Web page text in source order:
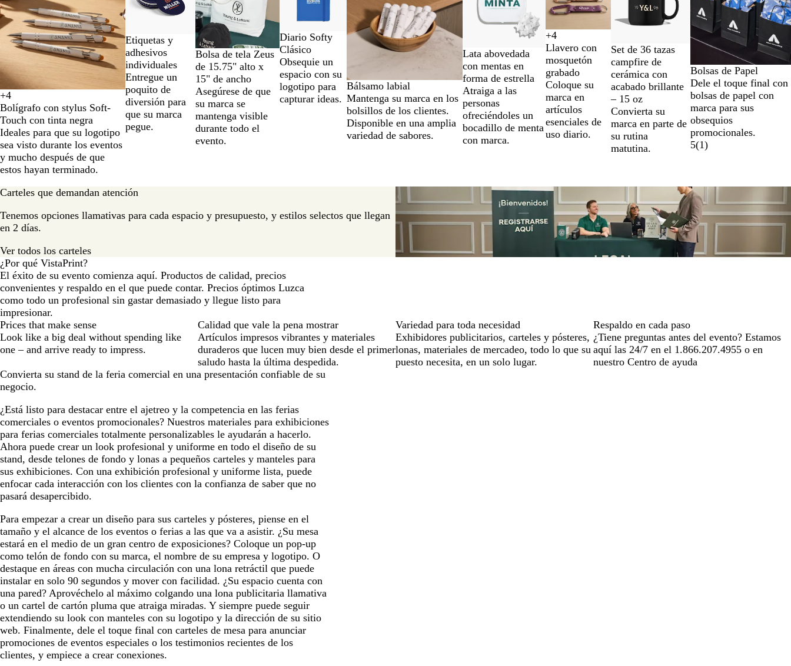
B
l
a
n
c
o
/
B
l
a
n
o
B
l
a
n
c
o
/
A
z
u
l
B
l
a
n
c
o
/
V
e
r
d
B
l
a
n
c
o
/
N
a
r
a
j
a
+4
Bolígrafo con stylus Soft-
Touch con tinta negra
Ideales para que su logotipo
sea visto durante los eventos
y mucho después de que
estos hayan terminado.
Etiquetas y
adhesivos
individuales
Entregue un
poquito de
diversión para
que su marca
pegue.
N
e
g
r
o
A
z
u
l
F
r
a
n
B
l
a
n
c
o
R
o
j
o
Bolsa de tela Zeus
de 15.75" alto x
15" de ancho
Asegúrese de que
su marca se
mantenga visible
durante todo el
evento.
N
e
g
r
o
R
o
j
o
G
r
i
s
A
z
u
l
Diario Softy
Clásico
Obsequie un
espacio con su
logotipo para
capturar ideas.
Bálsamo labial
Mantenga su marca en los
bolsillos de los clientes.
Disponible en una amplia
variedad de sabores.
B
l
a
n
c
o
N
e
g
r
o
P
l
a
t
e
a
d
o
Lata abovedada
con mentas en
forma de estrella
Atraiga a las
personas
ofreciéndoles un
bocadillo de menta
con marca.
N
e
g
r
o
A
z
u
l
R
o
j
o
V
e
r
d
e
+4
Llavero con
mosquetón
grabado
Coloque su
marca en
artículos
esenciales de
uso diario.
B
l
a
c
k
N
a
v
y
B
l
u
e
W
h
i
t
e
Set de 36 tazas
campfire de
cerámica con
acabado brillante
– 15 oz
Convierta su
marca en parte de
su rutina
matutina.
Bolsas de Papel
Dele el toque final con
bolsas de papel con
marca para sus
obsequios
promocionales.
5(1)
1
a
la
9
Carteles que demandan atención
Tenemos opciones llamativas para cada espacio y presupuesto, y estilos selectos que llegan
en 2 días.
Ver todos los carteles
¿Por qué VistaPrint?
El éxito de su evento comienza aquí. Productos de calidad, precios
convenientes y respaldo en el que puede contar. Precios óptimos Luzca
como todo un profesional sin gastar demasiado y llegue listo para
impresionar.
Prices that make sense
Look like a big deal without spending like
one – and arrive ready to impress.
Calidad que vale la pena mostrar
Artículos impresos vibrantes y materiales
duraderos que lucen muy bien desde el primer
saludo hasta la última despedida.
Variedad para toda necesidad
Exhibidores publicitarios, carteles y pósteres,
lonas, materiales de mercadeo, todo lo que su
puesto necesita, en un solo lugar.
Respaldo en cada paso
¿Tiene preguntas antes del evento? Estamos
aquí las 24/7 en el 1.866.207.4955 o en
nuestro Centro de ayuda
Convierta su stand de la feria comercial en una presentación confiable de su
negocio.
¿Está listo para destacar entre el ajetreo y la competencia en las ferias
comerciales o eventos promocionales? Nuestros materiales para exhibiciones
para ferias comerciales totalmente personalizables le ayudarán a hacerlo.
Ahora puede crear un look profesional y uniforme en todo el diseño de su
stand, desde telones de fondo y lonas a pequeños carteles y manteles para
sus exhibiciones. Con una exhibición profesional y uniforme lista, puede
enfocar cada interacción con los clientes con la confianza de saber que no
pasará desapercibido.
Para empezar a crear un diseño para sus carteles y pósteres, piense en el
tamaño y el alcance de los eventos o ferias a las que va a asistir. ¿Su mesa
estará en el medio de un gran centro de exposiciones? Coloque un pop-up
como telón de fondo con su marca, el nombre de su empresa y logotipo. O
destaque en áreas con mucha circulación con una lona retráctil que puede
instalar en solo 90 segundos y mover con facilidad. ¿Su espacio cuenta con
una pared? Aprovéchelo al máximo colgando una lona publicitaria llamativa
o un cartel de cartón pluma que atraiga miradas. Y siempre puede seguir
extendiendo su look con manteles con su logotipo y la dirección de su sitio
web. Finalmente, dele el toque final con carteles de mesa para anunciar
promociones de eventos especiales o los testimonios recientes de los
clientes, y empiece a crear conexiones.